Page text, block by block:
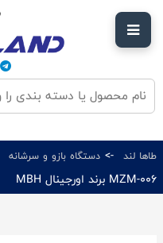
طاها لند -> دستگاه بازو و سرشانه
MZM-006 برند اورجینال MBH